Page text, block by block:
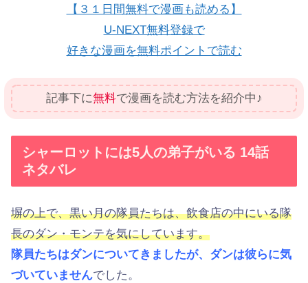
【３１日間無料で漫画も読める】
U-NEXT無料登録で
好きな漫画を無料ポイントで読む
記事下に無料で漫画を読む方法を紹介中♪
シャーロットには5人の弟子がいる 14話
ネタバレ
塀の上で、黒い月の隊員たちは、飲食店の中にいる隊
長のダン・モンテを気にしています。
隊員たちはダンについてきましたが、ダンは彼らに気
づいていませんでした。